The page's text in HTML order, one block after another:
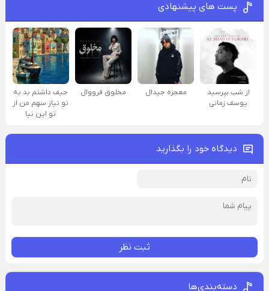
پست های پیشنهادی
از شب بپرسید
یوسف زمانی
معجزه جیدال مخلوق فرووال
حیف داشتم بد به
تو نیاز سهم من از
تو این نیا
دیدگاه خود را بگذارید
ثبت نظر
دسته‌بندی‌ها